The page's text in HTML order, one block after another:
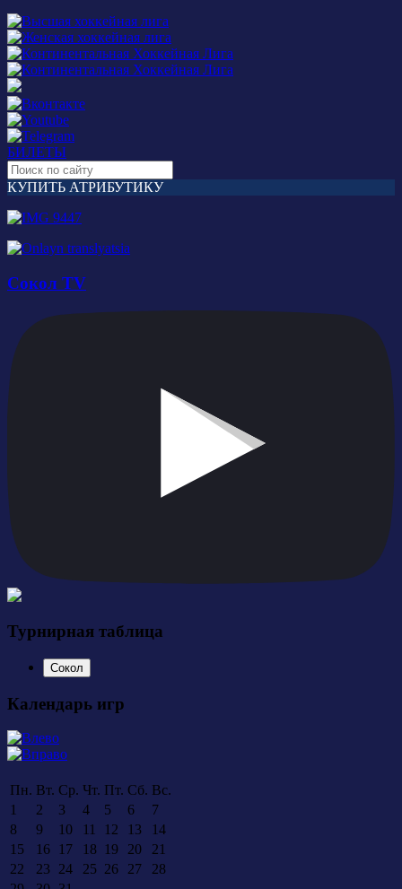
БИЛЕТЫ
КУПИТЬ АТРИБУТИКУ
Сокол TV
Турнирная таблица
Сокол
Календарь игр
Пн. Вт. Ср. Чт. Пт. Сб. Вс.
1
2 3 4 5 6
7
8
9 10 11 12 13
14
15
16 17 18 19 20
21
22
23 24 25 26 27
28